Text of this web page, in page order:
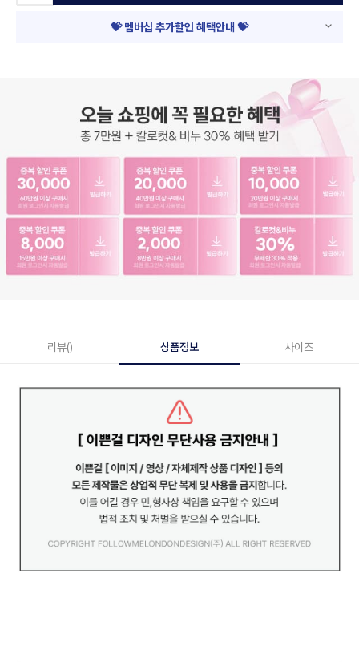
💝 멤버십 추가할인 혜택안내 💝
리뷰() 상품정보 사이즈